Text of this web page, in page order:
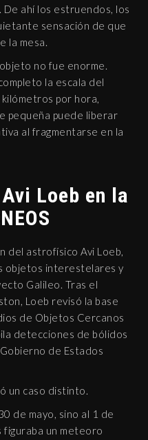
De ahí los estruendos, los
sensación de que
la mesa.
no fue enorme.
la escala del
por hora,
pequeña puede liberar
al fragmentarse en la
Loeb en la
del astrofísico Avi Loeb,
objetos interestelares y
Galileo. Tras el
Loeb revisó la base
de Objetos Cercanos
detecciones de bólidos
de Estados
un caso distinto.
de mayo, sino al 1 de
figuraba un meteoro